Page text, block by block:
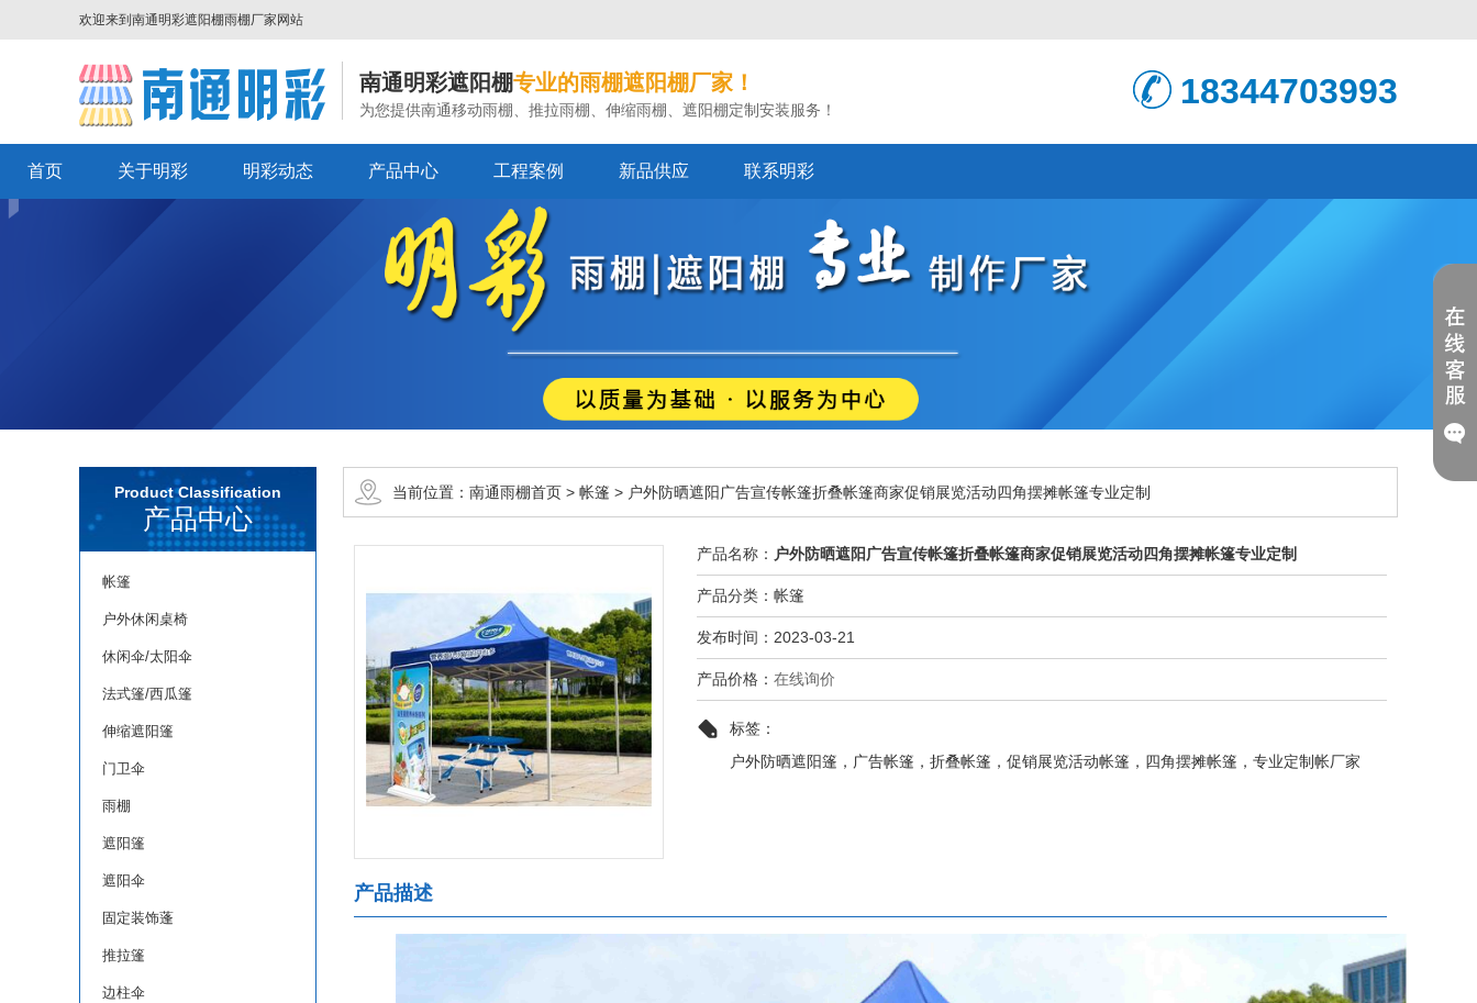
欢迎来到 南通明彩遮阳棚雨棚厂家 网站
南通明彩遮阳棚专业的雨棚遮阳棚厂家！
为您提供南通移动雨棚、推拉雨棚、伸缩雨棚、遮阳棚定制安装服务！ 18344703993
首页 关于明彩 明彩动态 产品中心 工程案例 新品供应 联系明彩
Product Classification
产品中心
帐篷
户外休闲桌椅
休闲伞/太阳伞
法式篷/西瓜篷
伸缩遮阳篷
门卫伞
雨棚
遮阳篷
遮阳伞
固定装饰蓬
推拉篷
边柱伞
当前位置： 南通雨棚首页 > 帐篷 > 户外防晒遮阳广告宣传帐篷折叠帐篷商家促销展览活动四角摆摊帐篷专业定制
产品名称： 户外防晒遮阳广告宣传帐篷折叠帐篷商家促销展览活动四角摆摊帐篷专业定制
产品分类：帐篷
发布时间：2023-03-21
产品价格： 在线询价
标签：
户外防晒遮阳篷，广告帐篷，折叠帐篷，促销展览活动帐篷，四角摆摊帐篷，专业定制帐厂家
产品描述